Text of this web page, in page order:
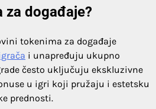
događaje?
tokenima za događaje
i unapređuju ukupno
često uključuju ekskluzivne
u igri koji pružaju i estetsku
prednosti.